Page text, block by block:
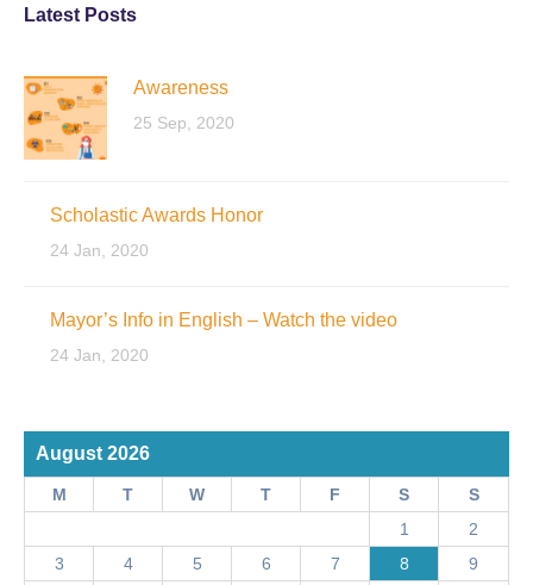
Latest Posts
Awareness
25 Sep, 2020
Scholastic Awards Honor
24 Jan, 2020
Mayor’s Info in English – Watch the video
24 Jan, 2020
August 2026
M T W T F S
S
1
2
3
4 5 6 7 8
9